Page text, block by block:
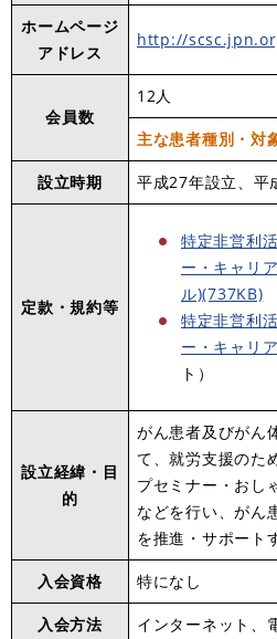
ホームページ
アドレス
http://
会員数
12人
主な患者種別・対
設立時期 平成27年設立、平
定款・規約等
特定非営利
ー・キャリ
ル)(737KB)
特定非営利
ー・キャリ
ト）
設立経緯・目
的
がん患者及びがん
て、就労支援のた
プセミナー・おし
などを行い、がん
を推進・サポート
入会資格 特になし
入会方法 インターネット、